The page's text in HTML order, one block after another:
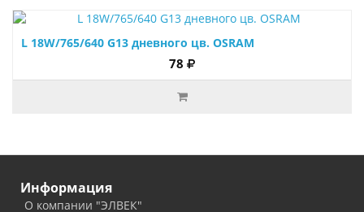
L 18W/765/640 G13 дневного цв. OSRAM
78
Информация
О компании "ЭЛВЕК"